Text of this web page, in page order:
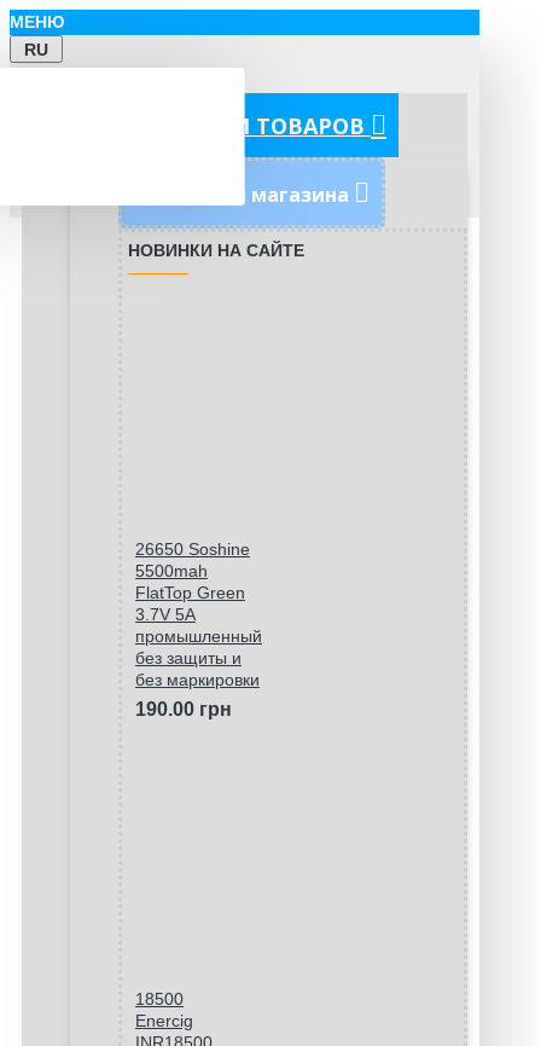
МЕНЮ
RU
КАТЕГОРИИ ТОВАРОВ
Новинки магазина
НОВИНКИ НА САЙТЕ
26650 Soshine
5500mah
FlatTop Green
3.7V 5A
промышленный
без защиты и
без маркировки
190.00 грн
18500
Enercig